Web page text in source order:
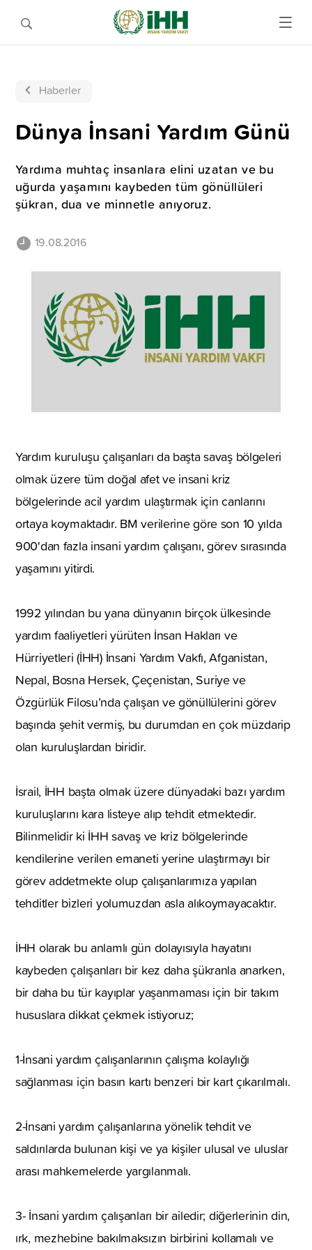
Haberler
Dünya İnsani Yardım Günü
Yardıma muhtaç insanlara elini uzatan ve bu
uğurda yaşamını kaybeden tüm gönüllüleri
şükran, dua ve minnetle anıyoruz.
19.08.2016
Yardım kuruluşu çalışanları da başta savaş bölgeleri
olmak üzere tüm doğal afet ve insani kriz
bölgelerinde acil yardım ulaştırmak için canlarını
ortaya koymaktadır. BM verilerine göre son 10 yılda
900'dan fazla insani yardım çalışanı, görev sırasında
yaşamını yitirdi.
1992 yılından bu yana dünyanın birçok ülkesinde
yardım faaliyetleri yürüten İnsan Hakları ve
Hürriyetleri (İHH) İnsani Yardım Vakfı, Afganistan,
Nepal, Bosna Hersek, Çeçenistan, Suriye ve
Özgürlük Filosu’nda çalışan ve gönüllülerini görev
başında şehit vermiş, bu durumdan en çok müzdarip
olan kuruluşlardan biridir.
İsrail, İHH başta olmak üzere dünyadaki bazı yardım
kuruluşlarını kara listeye alıp tehdit etmektedir.
Bilinmelidir ki İHH savaş ve kriz bölgelerinde
kendilerine verilen emaneti yerine ulaştırmayı bir
görev addetmekte olup çalışanlarımıza yapılan
tehditler bizleri yolumuzdan asla alıkoymayacaktır.
İHH olarak bu anlamlı gün dolayısıyla hayatını
kaybeden çalışanları bir kez daha şükranla anarken,
bir daha bu tür kayıplar yaşanmaması için bir takım
hususlara dikkat çekmek istiyoruz;
1-İnsani yardım çalışanlarının çalışma kolaylığı
sağlanması için basın kartı benzeri bir kart çıkarılmalı.
2-İnsani yardım çalışanlarına yönelik tehdit ve
saldırılarda bulunan kişi ve ya kişiler ulusal ve uluslar
arası mahkemelerde yargılanmalı.
3- İnsani yardım çalışanları bir ailedir; diğerlerinin din,
ırk, mezhebine bakılmaksızın birbirini kollamalı ve